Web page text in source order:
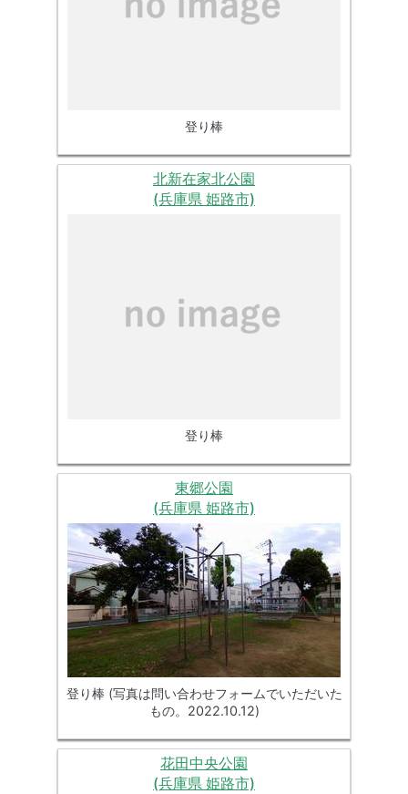
登り棒
北新在家北公園
(兵庫県 姫路市)
登り棒
東郷公園
(兵庫県 姫路市)
登り棒 (写真は問い合わせフォームでいただいた
もの。2022.10.12)
花田中央公園
(兵庫県 姫路市)